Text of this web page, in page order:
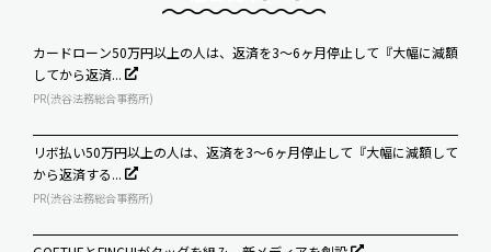
カードローン50万円以上の人は、返済を3～6ヶ月停止して『大幅に減額
してから返済...
PR(渋谷法務総合事務所)
リボ払い50万円以上の人は、返済を3～6ヶ月停止して『大幅に減額して
から返済する...
PR(渋谷法務総合事務所)